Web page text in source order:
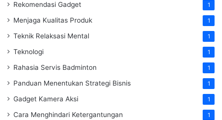
Rekomendasi Gadget 1
Menjaga Kualitas Produk 1
Teknik Relaksasi Mental 1
Teknologi 1
Rahasia Servis Badminton 1
Panduan Menentukan Strategi Bisnis 1
Gadget Kamera Aksi 1
Cara Menghindari Ketergantungan 1